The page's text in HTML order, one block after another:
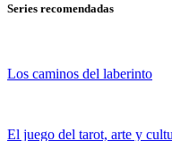
Series recomendadas
Los caminos del laberinto
El juego del tarot, arte y